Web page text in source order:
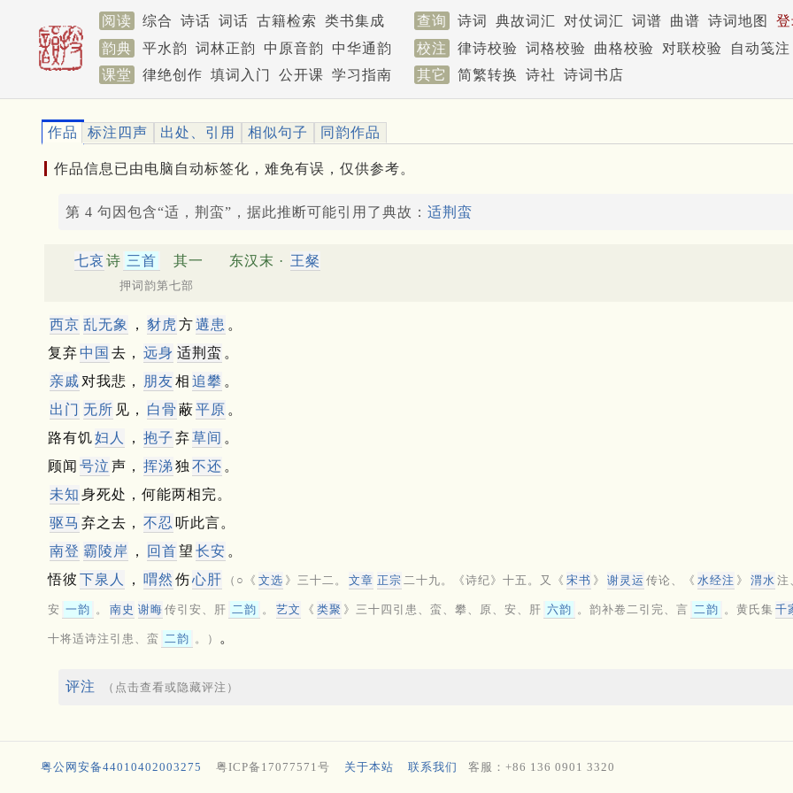
阅读 综合 诗话 词话 古籍检索 类书集成 查询 诗词 典故词汇 对仗词汇 词谱 曲谱 诗词地图
韵典
平水韵 词林正韵 中原音韵 中华通韵 校注 律诗校验 词格校验 曲格校验 对联校验
自动笺注
课堂
律绝创作 填词入门 公开课 学习指南 其它 简繁转换 诗社 诗词书店
作品 标注四声 出处、引用 相似句子 同韵作品
作品信息已由电脑自动标签化，难免有误，仅供参考。
第 4 句因包含“适，荆蛮”，据此推断可能引用了典故： 适荆蛮
七哀 诗 三首 其一 东汉末 · 王粲
押词韵第七部
西京 乱无象 ， 豺虎 方遘患 。
复弃 中国 去， 远身 适荆蛮 。
亲戚 对我悲， 朋友相 追攀 。
出门 无所 见， 白骨 蔽平原 。
路有饥妇人 ， 抱子 弃草间 。
顾闻 号泣 声， 挥涕独 不还 。
未知 身死处，何能两相完。
驱马 弃之去， 不忍 听此言。
南登 霸陵岸 ， 回首望 长安 。
悟彼 下泉 人 ， 喟然 伤心肝 （○《 文选 》三十二。 文章 正宗 二十九。《诗纪》十五。又《 宋书 》 谢灵运 传论、《 水经注 》 渭水 注
安 一韵 。 南史 谢晦 传引安、肝 二韵 。 艺文 《 类聚 》三十四引患、蛮、攀、原、安、肝 六韵 。韵补卷二引完、言 二韵 。黄氏集 千
十将适诗注引患、蛮 二韵 。） 。
评注 （点击查看或隐藏评注）
粤公网安备44010402003275 粤ICP备17077571号 关于本站 联系我们 客服：+86 136 0901 3320